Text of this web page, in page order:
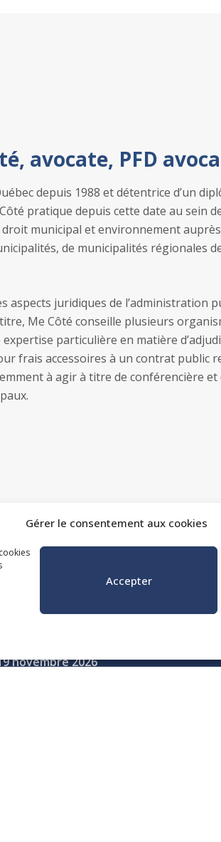
Gérer le consentement aux cookies
Accepter
avocate, PFD
depuis 1988 et détentrice d’un
pratique depuis cette date au sein
municipal et environnement
de municipalités régionales
aspects juridiques de l’administration
Me Côté conseille plusieurs
particulière en matière
frais accessoires à un contrat public
à agir à titre de conférencière
novembre 2026